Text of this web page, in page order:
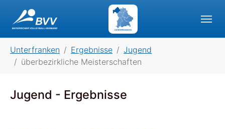
UNTERFRANKEN
Unterfranken Ergebnisse
Jugend
überbezirkliche Meisterschaften
Jugend - Ergebnisse